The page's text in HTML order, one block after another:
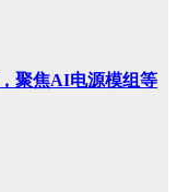
聚焦AI电源模组等